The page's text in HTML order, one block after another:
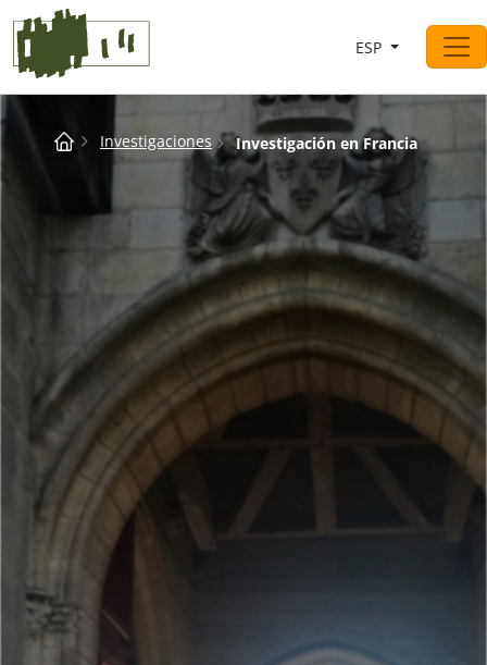
Saltar al contingut
Navegación principal
ESP
Breadcrumb
Investigaciones Investigación en Francia